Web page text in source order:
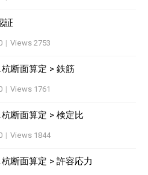
証
| Views 2753
杭断面算定 > 鉄筋
| Views 1761
杭断面算定 > 検定比
| Views 1844
断面算定 > 許容応力